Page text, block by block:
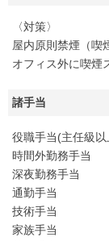
〈対策〉
屋内原則禁煙（喫
オフィス外に喫煙
諸手当
役職手当(主任級以
時間外勤務手当
深夜勤務手当
通勤手当
技術手当
家族手当